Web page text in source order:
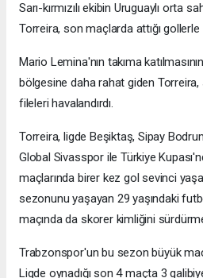
Sarı-kırmızılı ekibin Uruguaylı orta
Torreira, son maçlarda attığı
Mario Lemina'nın takıma
bölgesine daha rahat giden
fileleri havalandırdı.
Torreira, ligde Beşiktaş, Sipay
Global Sivasspor ile Türkiye
maçlarında birer kez gol sevinci
sezonunu yaşayan 29 yaşındaki
maçında da skorer kimliğini
Trabzonspor'un bu sezon büyük
Ligde oynadığı son 4 maçta 3